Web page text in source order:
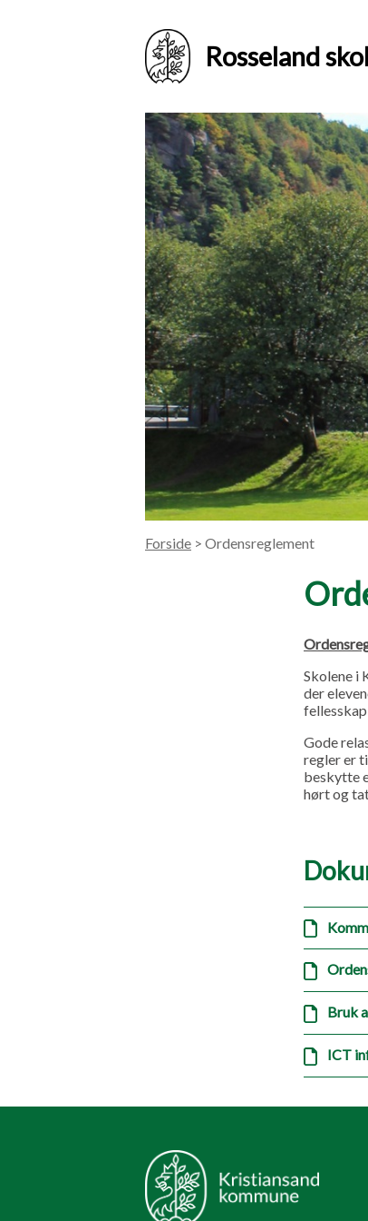
Rosseland
Forside > Ordensreglement
Skolene i
der
Gode
regler er
beskytte
hørt og
Bruk
ICT